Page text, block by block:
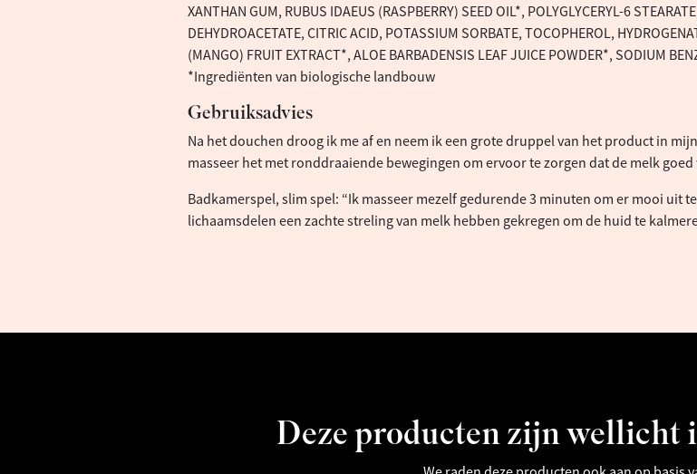
XANTHAN GUM, RUBUS IDAEUS (RASPBERRY) SEED OIL*, POLYGLYCERYL-6
DEHYDROACETATE, CITRIC ACID, POTASSIUM SORBATE, TOCOPHEROL,
(MANGO) FRUIT EXTRACT*, ALOE BARBADENSIS LEAF JUICE POWDER*, SODIUM
*Ingrediënten van biologische landbouw
Gebruiksadvies
Na het douchen droog ik me af en neem ik een grote druppel van het product in
masseer het met ronddraaiende bewegingen om ervoor te zorgen dat de melk
Badkamerspel, slim spel: “Ik masseer mezelf gedurende 3 minuten om er mooi uit
lichaamsdelen een zachte streling van melk hebben gekregen om de huid te
Deze producten zijn wellicht